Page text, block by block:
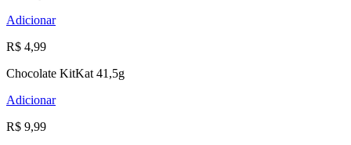
Adicionar
R$ 4,99
Chocolate KitKat 41,5g
Adicionar
R$ 9,99